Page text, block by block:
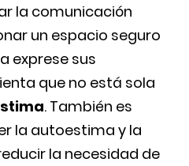
la comunicación
un espacio seguro
exprese sus
que no está sola
. También es
la autoestima y la
la necesidad de